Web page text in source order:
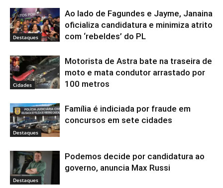
Destaques
Ao lado de Fagundes e Jayme, Janaina
oficializa candidatura e minimiza atrito
com ‘rebeldes’ do PL
Cidades
Motorista de Astra bate na traseira de
moto e mata condutor arrastado por
100 metros
Destaques
Família é indiciada por fraude em
concursos em sete cidades
Destaques
Podemos decide por candidatura ao
governo, anuncia Max Russi